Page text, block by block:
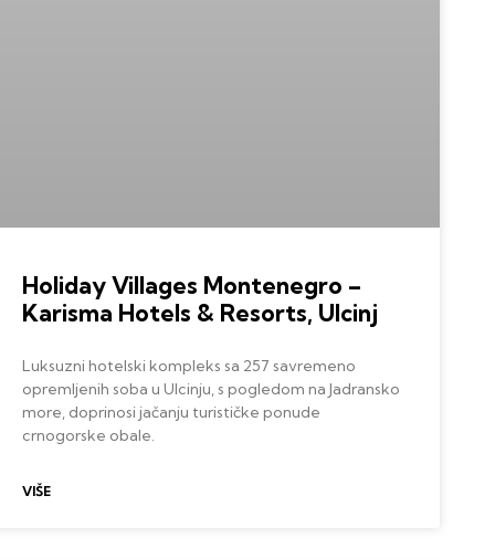
Holiday Villages Montenegro –
Karisma Hotels & Resorts, Ulcinj
Luksuzni hotelski kompleks sa 257 savremeno
opremljenih soba u Ulcinju, s pogledom na Jadransko
more, doprinosi jačanju turističke ponude
crnogorske obale.
VIŠE